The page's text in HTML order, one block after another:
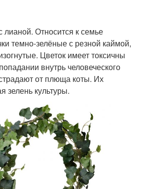
лианой. Относится к семье
темно-зелёные с резной каймой,
Цветок имеет токсичны
внутрь человеческого
от плюща коты. Их
зелень культуры.